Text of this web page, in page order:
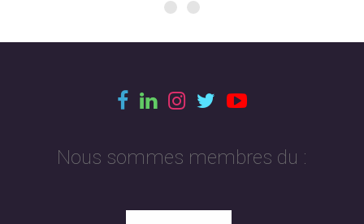
Nous sommes membres du :